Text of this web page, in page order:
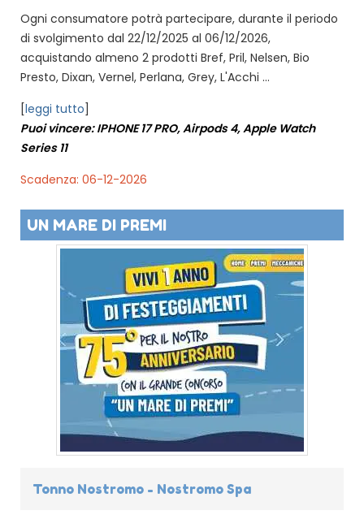
Ogni consumatore potrà partecipare, durante il periodo
di svolgimento dal 22/12/2025 al 06/12/2026,
acquistando almeno 2 prodotti Bref, Pril, Nelsen, Bio
Presto, Dixan, Vernel, Perlana, Grey, L'Acchi ...
[leggi tutto]
Puoi vincere: IPHONE 17 PRO, Airpods 4, Apple Watch
Series 11
Scadenza: 06-12-2026
UN MARE DI PREMI
Tonno Nostromo - Nostromo Spa